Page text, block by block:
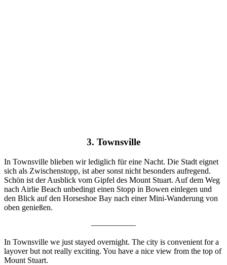
3. Townsville
In Townsville blieben wir lediglich für eine Nacht. Die Stadt eignet
sich als Zwischenstopp, ist aber sonst nicht besonders aufregend.
Schön ist der Ausblick vom Gipfel des Mount Stuart. Auf dem Weg
nach Airlie Beach unbedingt einen Stopp in Bowen einlegen und
den Blick auf den Horseshoe Bay nach einer Mini-Wanderung von
oben genießen.
—————–
In Townsville we just stayed overnight. The city is convenient for a
layover but not really exciting. You have a nice view from the top of
Mount Stuart.